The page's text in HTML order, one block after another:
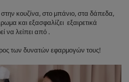
κουζίνα, στο μπάνιο, στα δάπεδα,
και εξασφαλίζει εξαιρετικά
να λείπει από .
των δυνατών εφαρμογών τους!